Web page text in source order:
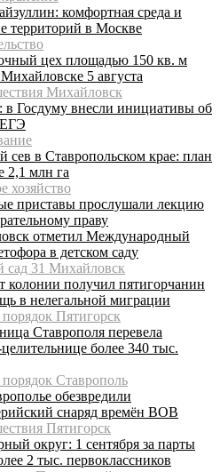
комфортная среда и
территорий в Москве
цех площадью 150 кв. м
5 августа
Михайловск
в Госдуму внесли инициативы об
сев в Ставропольском крае: план
2,1 млн га
хозяйство
приставы прослушали лекцию
праву
отметил Международный
в детском саду
сад 31 Михайловск
колонии получил пятигорчанин
в нелегальной миграции
Пятигорск
Ставрополя перевела
более 340 тыс.
порядок Ставрополь
обезвредили
снаряд времён ВОВ
Пятигорск
округ: 1 сентября за парты
2 тыс. первоклассников